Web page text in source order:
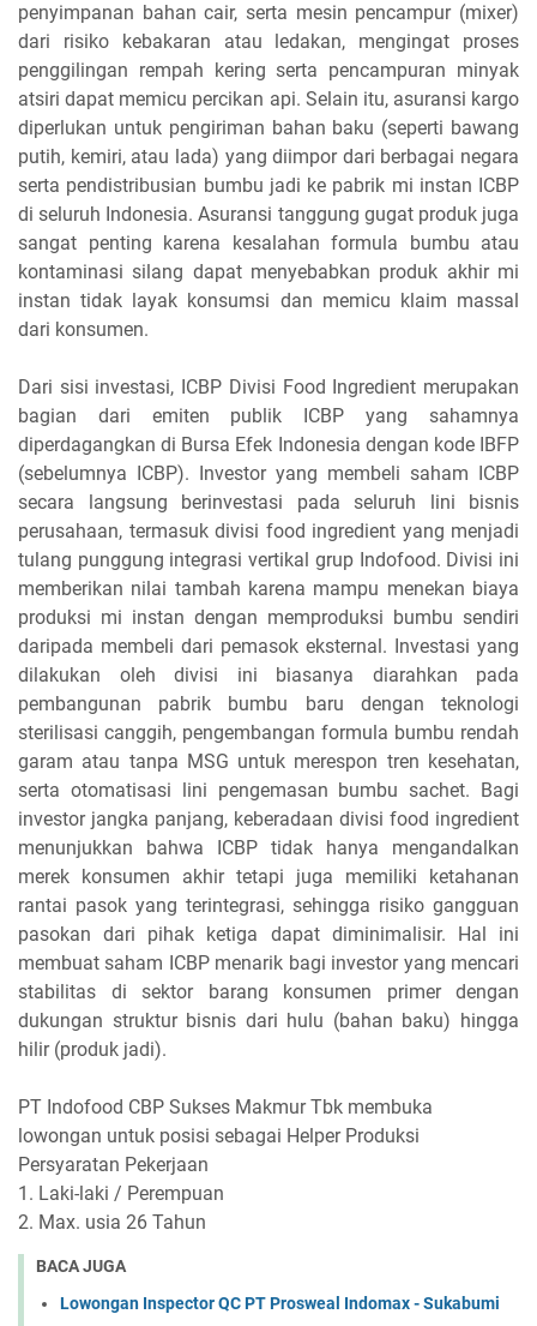
penyimpanan bahan cair, serta mesin pencampur (mixer)
dari risiko kebakaran atau ledakan, mengingat proses
penggilingan rempah kering serta pencampuran minyak
atsiri dapat memicu percikan api. Selain itu, asuransi kargo
diperlukan untuk pengiriman bahan baku (seperti bawang
putih, kemiri, atau lada) yang diimpor dari berbagai negara
serta pendistribusian bumbu jadi ke pabrik mi instan ICBP
di seluruh Indonesia. Asuransi tanggung gugat produk juga
sangat penting karena kesalahan formula bumbu atau
kontaminasi silang dapat menyebabkan produk akhir mi
instan tidak layak konsumsi dan memicu klaim massal
dari konsumen.
Dari sisi investasi, ICBP Divisi Food Ingredient merupakan
bagian dari emiten publik ICBP yang sahamnya
diperdagangkan di Bursa Efek Indonesia dengan kode IBFP
(sebelumnya ICBP). Investor yang membeli saham ICBP
secara langsung berinvestasi pada seluruh lini bisnis
perusahaan, termasuk divisi food ingredient yang menjadi
tulang punggung integrasi vertikal grup Indofood. Divisi ini
memberikan nilai tambah karena mampu menekan biaya
produksi mi instan dengan memproduksi bumbu sendiri
daripada membeli dari pemasok eksternal. Investasi yang
dilakukan oleh divisi ini biasanya diarahkan pada
pembangunan pabrik bumbu baru dengan teknologi
sterilisasi canggih, pengembangan formula bumbu rendah
garam atau tanpa MSG untuk merespon tren kesehatan,
serta otomatisasi lini pengemasan bumbu sachet. Bagi
investor jangka panjang, keberadaan divisi food ingredient
menunjukkan bahwa ICBP tidak hanya mengandalkan
merek konsumen akhir tetapi juga memiliki ketahanan
rantai pasok yang terintegrasi, sehingga risiko gangguan
pasokan dari pihak ketiga dapat diminimalisir. Hal ini
membuat saham ICBP menarik bagi investor yang mencari
stabilitas di sektor barang konsumen primer dengan
dukungan struktur bisnis dari hulu (bahan baku) hingga
hilir (produk jadi).
PT Indofood CBP Sukses Makmur Tbk membuka
lowongan untuk posisi sebagai Helper Produksi
Persyaratan Pekerjaan
1. Laki-laki / Perempuan
2. Max. usia 26 Tahun
BACA JUGA
Lowongan Inspector QC PT Prosweal Indomax - Sukabumi